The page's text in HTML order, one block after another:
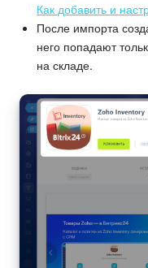
Как добавить и
После импорта
него попадают
на складе.